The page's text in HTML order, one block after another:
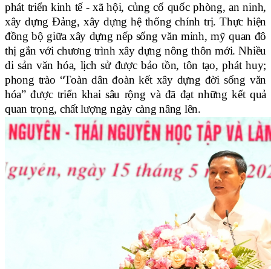
phát triển kinh tế - xã hội, củng cố quốc phòng, an ninh,
xây dựng Đảng, xây dựng hệ thống chính trị. Thực hiện
đồng bộ giữa xây dựng nếp sống văn minh, mỹ quan đô
thị gắn với chương trình xây dựng nông thôn mới. Nhiều
di sản văn hóa, lịch sử được bảo tồn, tôn tạo, phát huy;
phong trào “Toàn dân đoàn kết xây dựng đời sống văn
hóa” được triển khai sâu rộng và đã đạt những kết quả
quan trọng, chất lượng ngày càng nâng lên.